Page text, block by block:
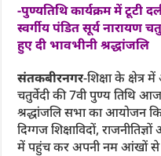
-पुण्यतिथि कार्यक्रम में टूटी
स्वर्गीय पंडित सूर्य नारायण
हुए दी भावभीनी श्रद्धांजलि
संतकबीरनगर-शिक्षा के क्षेत्र
चतुर्वेदी की 7वी पुण्य तिथि
श्रद्धांजलि सभा का आयोजन
दिग्गज शिक्षाविदों,
में पहुंच कर अपनी नम आंखों से